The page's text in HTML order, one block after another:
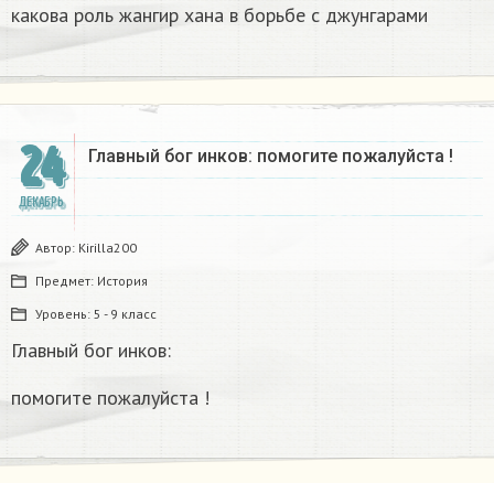
какова роль жангир хана в борьбе с джунгарами​
24
ДЕКАБРЬ
Главный бог инков: помогите пожалуйста !
Автор: Kirilla200
Предмет: История
Уровень: 5 - 9 класс
Главный бог инков:
помогите пожалуйста !